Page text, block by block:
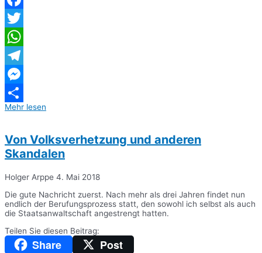
Facebook
Twitter
WhatsApp
Telegram
Messenger
Teilen
Mehr lesen
Von Volksverhetzung und anderen
Skandalen
Holger Arppe 4. Mai 2018
Die gute Nachricht zuerst. Nach mehr als drei Jahren findet nun
endlich der Berufungsprozess statt, den sowohl ich selbst als auch
die Staatsanwaltschaft angestrengt hatten.
Teilen Sie diesen Beitrag:
Share Post